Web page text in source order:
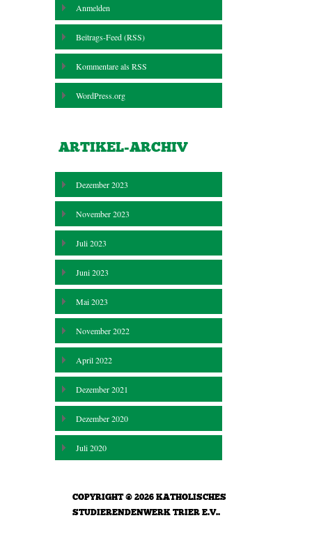
Anmelden
Beitrags-Feed (RSS)
Kommentare alsRSS
WordPress.org
ARTIKEL-ARCHIV
Dezember 2023
November 2023
Juli 2023
Juni 2023
Mai 2023
November 2022
April 2022
Dezember 2021
Dezember 2020
Juli 2020
COPYRIGHT © 2026 KATHOLISCHES
STUDIERENDENWERK TRIER E.V..